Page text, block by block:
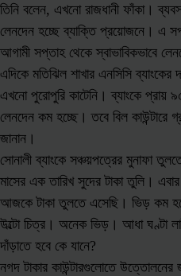
তিনি বলেন, এখনো রাজধানী ফাঁকা।
লেনদেন হচ্ছে ব্যাক্তি প্রয়োজনে। এ
আগামী সপ্তাহ থেকে স্বাভাবিকভাবে
এদিকে মতিঝিল শাখার এনসিসি
এখনো পুরোপুরি কাটেনি। ব্যাংকে প্রায়
লেনদেন কম হচ্ছে। তবে বিল কাউন্টারে
জানান।
সোনালী ব্যাংকে সঞ্চয়পত্রের মুনাফা
মাসের এক তারিখ সুদের টাকা তুলি।
আজকে টাকা তুলতে এসেছি। ভিড় কম
উল্টো চিত্র। অনেক ভিড়। আধা ঘণ্টা
দাঁড়াতে হবে কে যানে?
নগদ টাকার কাউন্টারগুলোতে